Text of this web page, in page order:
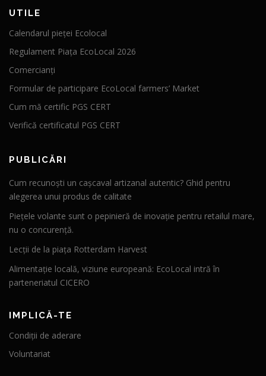
UTILE
Calendarul pieței Ecolocal
Regulament Piața EcoLocal 2026
Comercianți
Formular de participare EcoLocal farmers’ Market
Cum mă certific PGS CERT
Verifică certificatul PGS CERT
PUBLICĂRI
Cum recunoști un cașcaval artizanal autentic? Ghid pentru
alegerea unui produs de calitate
Piețele volante sunt o pepinieră de inovație pentru retailul mare,
nu o concurență.
Lecții de la piața Rotterdam Harvest
Alimentație locală, viziune europeană: EcoLocal intră în
parteneriatul CICERO
IMPLICĂ-TE
Condiții de aderare
Voluntariat